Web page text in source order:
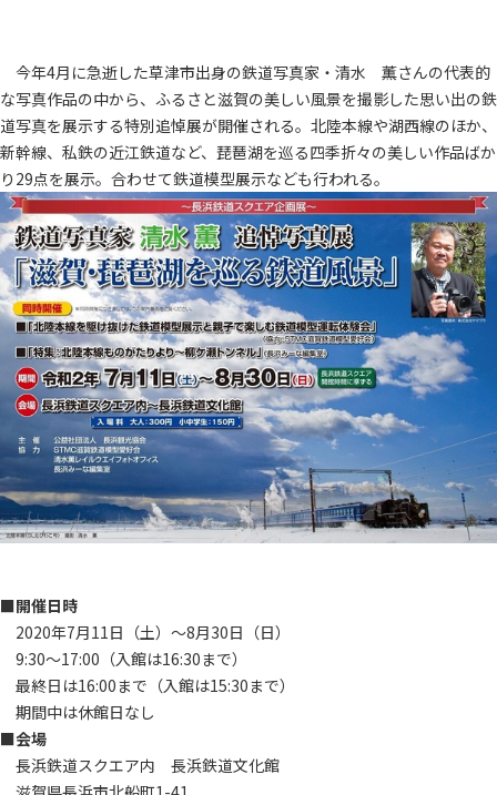
今年4月に急逝した草津市出身の鉄道写真家・清水 薫さんの代表的
な写真作品の中から、ふるさと滋賀の美しい風景を撮影した思い出の鉄
道写真を展示する特別追悼展が開催される。北陸本線や湖西線のほか、
新幹線、私鉄の近江鉄道など、琵琶湖を巡る四季折々の美しい作品ばか
り29点を展示。合わせて鉄道模型展示なども行われる。
■開催日時
2020年7月11日（土）～8月30日（日）
9:30～17:00（入館は16:30まで）
最終日は16:00まで（入館は15:30まで）
期間中は休館日なし
■会場
長浜鉄道スクエア内 長浜鉄道文化館